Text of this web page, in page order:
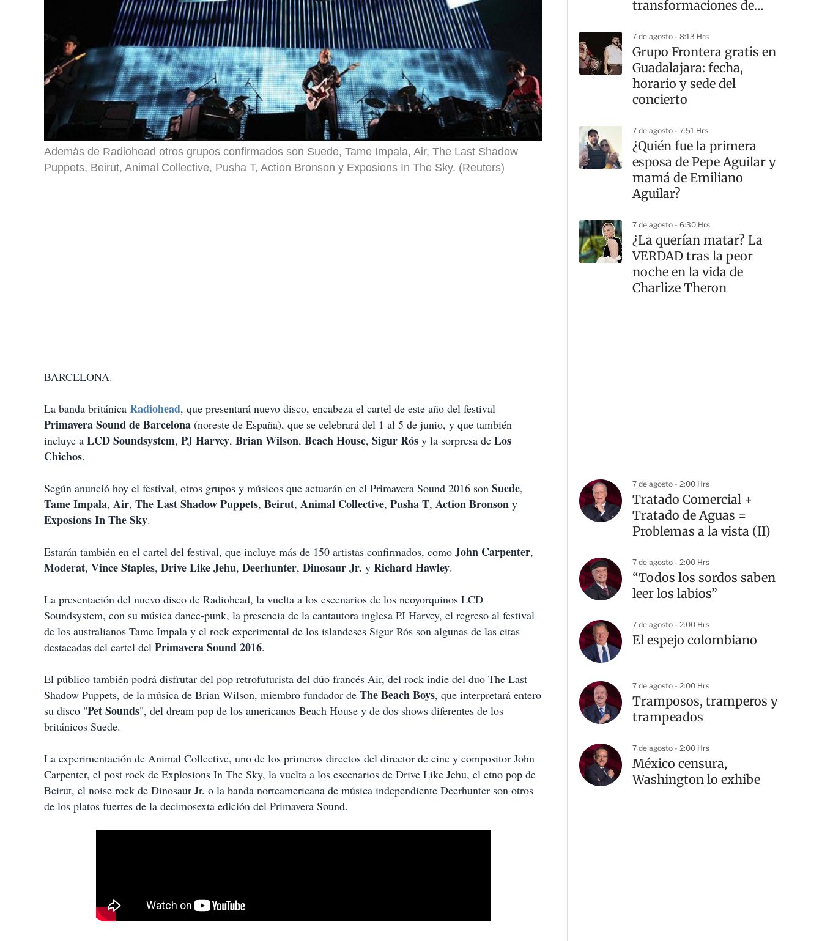
Además de Radiohead otros grupos confirmados son Suede, Tame Impala, Air, The Last Shadow
Puppets, Beirut, Animal Collective, Pusha T, Action Bronson y Exposions In The Sky. (Reuters)
BARCELONA.
La banda británica Radiohead, que presentará nuevo disco, encabeza el cartel de este año del festival
Primavera Sound de Barcelona (noreste de España), que se celebrará del 1 al 5 de junio, y que también
incluye a LCD Soundsystem, PJ Harvey, Brian Wilson, Beach House, Sigur Rós y la sorpresa de Los
Chichos.
Según anunció hoy el festival, otros grupos y músicos que actuarán en el Primavera Sound 2016 son Suede,
Tame Impala, Air, The Last Shadow Puppets, Beirut, Animal Collective, Pusha T, Action Bronson y
Exposions In The Sky.
Estarán también en el cartel del festival, que incluye más de 150 artistas confirmados, como John Carpenter,
Moderat, Vince Staples, Drive Like Jehu, Deerhunter, Dinosaur Jr. y Richard Hawley.
La presentación del nuevo disco de Radiohead, la vuelta a los escenarios de los neoyorquinos LCD
Soundsystem, con su música dance-punk, la presencia de la cantautora inglesa PJ Harvey, el regreso al festival
de los australianos Tame Impala y el rock experimental de los islandeses Sigur Rós son algunas de las citas
destacadas del cartel del Primavera Sound 2016.
El público también podrá disfrutar del pop retrofuturista del dúo francés Air, del rock indie del duo The Last
Shadow Puppets, de la música de Brian Wilson, miembro fundador de The Beach Boys, que interpretará entero
su disco "Pet Sounds", del dream pop de los americanos Beach House y de dos shows diferentes de los
británicos Suede.
La experimentación de Animal Collective, uno de los primeros directos del director de cine y compositor John
Carpenter, el post rock de Explosions In The Sky, la vuelta a los escenarios de Drive Like Jehu, el etno pop de
Beirut, el noise rock de Dinosaur Jr. o la banda norteamericana de música independiente Deerhunter son otros
de los platos fuertes de la decimosexta edición del Primavera Sound.
transformaciones de
cine
7 de agosto - 8:13 Hrs
Grupo Frontera gratis en
Guadalajara: fecha,
horario y sede del
concierto
7 de agosto - 7:51 Hrs
¿Quién fue la primera
esposa de Pepe Aguilar y
mamá de Emiliano
Aguilar?
7 de agosto - 6:30 Hrs
¿La querían matar? La
VERDAD tras la peor
noche en la vida de
Charlize Theron
7 de agosto - 2:00 Hrs
Tratado Comercial +
Tratado de Aguas =
Problemas a la vista (II)
7 de agosto - 2:00 Hrs
“Todos los sordos saben
leer los labios”
7 de agosto - 2:00 Hrs
El espejo colombiano
7 de agosto - 2:00 Hrs
Tramposos, tramperos y
trampeados
7 de agosto - 2:00 Hrs
México censura,
Washington lo exhibe